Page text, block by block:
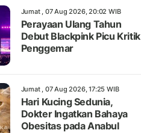
Jumat , 07 Aug 2026, 20:02 WIB
Perayaan Ulang Tahun
Debut Blackpink Picu Kritik
Penggemar
Jumat , 07 Aug 2026, 17:25 WIB
Hari Kucing Sedunia,
Dokter Ingatkan Bahaya
Obesitas pada Anabul